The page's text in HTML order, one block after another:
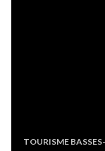
TOURISME